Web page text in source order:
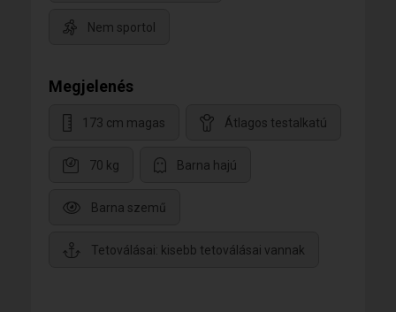
Nem sportol
Megjelenés
173 cm magas Átlagos testalkatú
70 kg Barna hajú
Barna szemű
Tetoválásai: kisebb tetoválásai vannak